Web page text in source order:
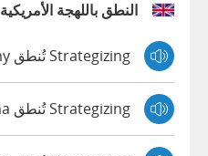
النطق باللهجة الأمريكية
Strategizing تُنطق Amy
Strategizing تُنطق Emma